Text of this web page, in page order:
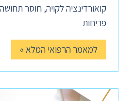
קואורדינציה לקויה, חוסר תחושה
פריחות
למאמר הרפואי המלא »